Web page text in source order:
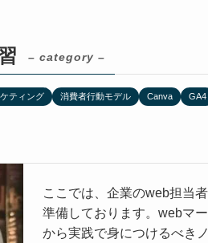
– category –
ティング 消費者行動モデル Canva GA4
ここでは、企業のweb担当
準備しております。webマ
から実践で身につけるべき